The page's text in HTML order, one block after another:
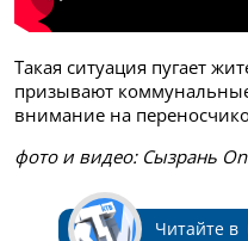
Такая ситуация пугает
призывают
внимание на
фото и видео: Сызрань
Читайте в